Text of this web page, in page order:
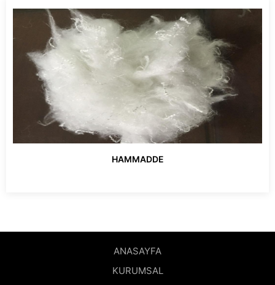
HAMMADDE
ANASAYFA
KURUMSAL